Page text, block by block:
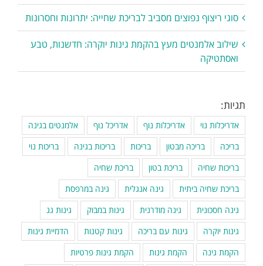
סוגי ריצוף נפוצים מסביב לבריכת שחייה: יתרונות וחסרונות
שילוב אלמנטים מעץ בהקמת גינות יוקרה: חדשנות, טבע
ואסתטיקה
תגיות:
אדריכלות נוי אדריכלות נוף אדריכל נוף
אלמנטים בגינה
בריכה
בריכה מבטון בריכות בריכות בגינה
בריכות נוי
בריכות שחיה
בריכת בטון
בריכת שחיה
בריכת שחיה ביתית
גינה אנגלית
גינה במרפסת
גינה חסכונית
גינה מודרנית גינות במבוק
גינות גג
גינות יוקרה
גינות עם בריכה גינות קטנות
הדמיית גינות
הקמת גינה
הקמת גינות
הקמת גינות פרטיות